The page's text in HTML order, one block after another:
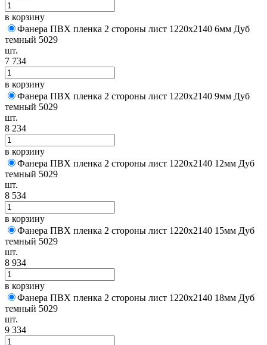
в корзину
Фанера ПВХ пленка 2 стороны лист 1220х2140 6мм Дуб
темный 5029
шт.
7 734
в корзину
Фанера ПВХ пленка 2 стороны лист 1220х2140 9мм Дуб
темный 5029
шт.
8 234
в корзину
Фанера ПВХ пленка 2 стороны лист 1220х2140 12мм Дуб
темный 5029
шт.
8 534
в корзину
Фанера ПВХ пленка 2 стороны лист 1220х2140 15мм Дуб
темный 5029
шт.
8 934
в корзину
Фанера ПВХ пленка 2 стороны лист 1220х2140 18мм Дуб
темный 5029
шт.
9 334